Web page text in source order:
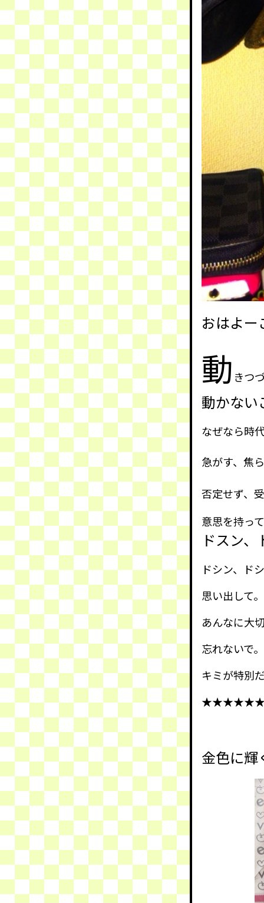
おはよー
動 きつ
動かない
なぜなら時
急がす、焦
否定せず、
意思を持っ
ドスン
ドシン、ド
思い出して。
あんなに大
忘れないで。
キミが特別
金色に